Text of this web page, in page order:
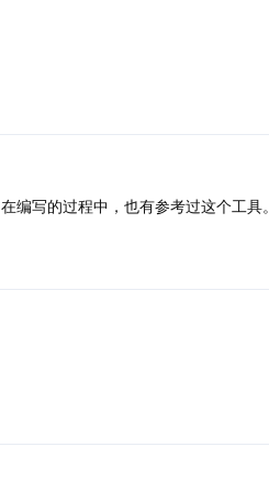
在编写的过程中，也有参考过这个工具。